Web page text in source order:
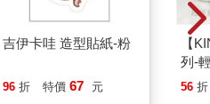
吉伊卡哇 造型貼紙-粉
96 折 特價 67 元
【
列-
平
56 折